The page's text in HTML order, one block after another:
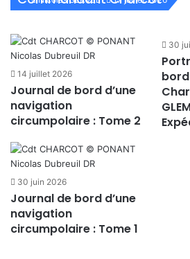
14 juillet 2026
Journal de bord d’une
navigation
circumpolaire : Tome 2
30
30 juin 2026
Journal de bord d’une
navigation
circumpolaire : Tome 1